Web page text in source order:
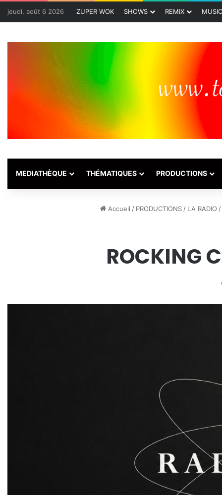
jeudi, août 6 2026 ZUPER WOK SHOWS REMIX MUSIC
MEDIATHÈQUE THÉMATIQUES PRODUCTIONS
Accueil / PRODUCTIONS / LA RADIO /
ROCKING